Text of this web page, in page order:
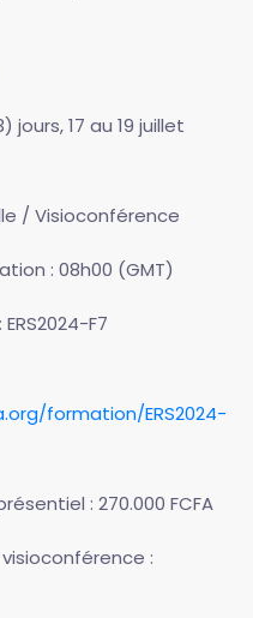
jours, 17 au 19 juillet
/ Visioconférence
: 08h00 (GMT)
F7
formation/ERS2024-
: 270.000 FCFA
: